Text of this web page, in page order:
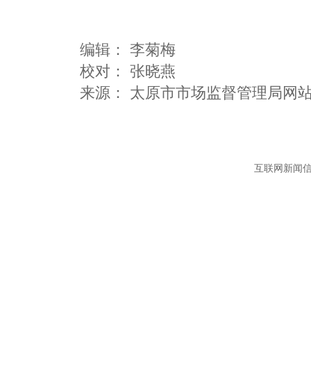
编辑： 李菊梅
校对： 张晓燕
互联网新闻